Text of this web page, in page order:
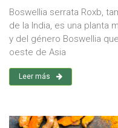
Boswellia serrata Roxb,
de la India, es una planta
y del género Boswellia
oeste de Asia
Leer más